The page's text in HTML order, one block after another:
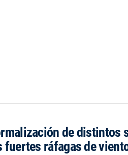
de distintos
fuertes ráfagas de